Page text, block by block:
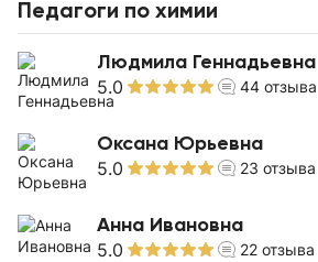
Педагоги по химии
Людмила Геннадьевна
5.0 44 отзыва
Оксана Юрьевна
5.0 23 отзыва
Анна Ивановна
5.0 22 отзыва